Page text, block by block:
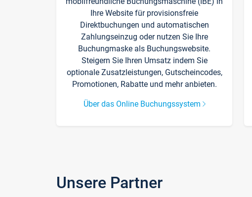
Ihre Website für provisionsfreie
Direktbuchungen und automatischen
Zahlungseinzug oder nutzen Sie Ihre
Buchungmaske als Buchungswebsite.
Steigern Sie Ihren Umsatz indem Sie
optionale Zusatzleistungen, Gutscheincodes,
Promotionen, Rabatte und mehr anbieten.
Über das Online Buchungssystem
Unsere Partner